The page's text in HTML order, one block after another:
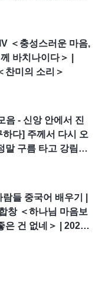
＜충성스러운 마음,
바치나이다＞ |
찬미의 소리＞
음 - 신앙 안에서 진
하다] 주께서 다시 오
말 구름 타고 강림하
들 중국어 배우기 |
창 ＜하나님 마음보
은 건 없네＞ | 2026